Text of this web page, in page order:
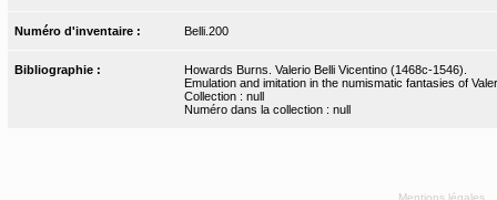
Numéro d'inventaire : Belli.200
Bibliographie :
Howards Burns. Valerio Belli Vicentino (1468c-1546).
Emulation and imitation in the numismatic fantasies of
Collection : null
Numéro dans la collection : null
Mentions légales